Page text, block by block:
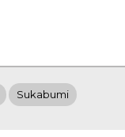
Sukabumi